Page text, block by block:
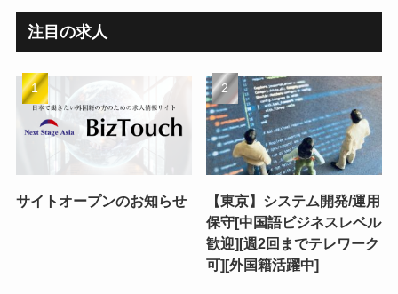
注目の求人
サイトオープンのお知らせ
【東京】システム開発/運用
保守[中国語ビジネスレベル
歓迎][週2回までテレワーク
可][外国籍活躍中]